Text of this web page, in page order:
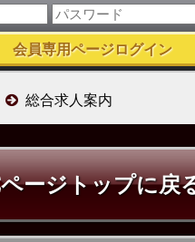
総合求人案内
ページトップに戻